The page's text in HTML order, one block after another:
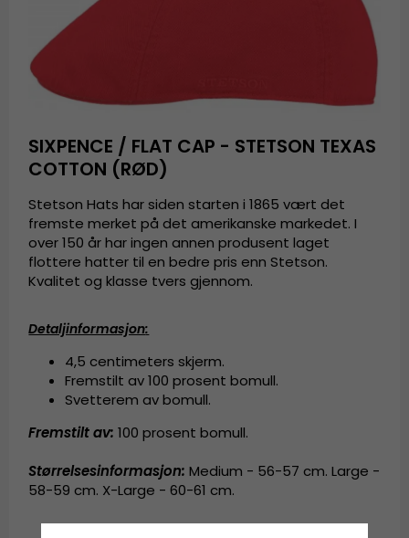
SIXPENCE / FLAT CAP - STETSON TEXAS
COTTON (RØD)
Stetson Hats har siden starten i 1865 vært det
fremste merket på det amerikanske markedet. I
over 150 år har ingen annen produsent laget
flottere hatter til en bedre pris enn Stetson.
Kvalitet og klasse tvers gjennom.
Detaljinformasjon:
4,5 centimeters skjerm.
Fremstilt av100 prosent bomull.
Svetterem av bomull.
Fremstilt av: 100 prosent bomull.
Størrelsesinformasjon: Medium - 56-57 cm. Large -
58-59 cm. X-Large - 60-61 cm.